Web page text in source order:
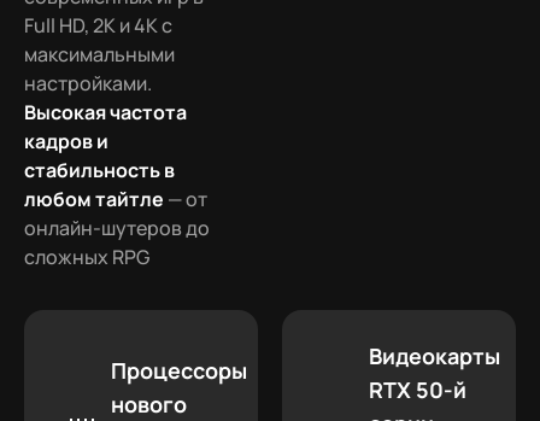
Full HD, 2K и 4K с
максимальными
настройками.
Высокая частота
кадров и
стабильность в
любом тайтле — от
онлайн-шутеров до
сложных RPG
Процессоры
нового
Видеокарты
RTX 50-й